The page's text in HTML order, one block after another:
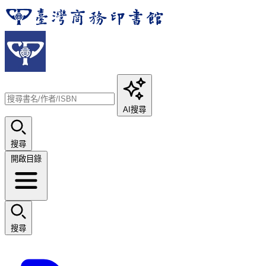
AI搜尋
搜尋
開啟目錄
搜尋